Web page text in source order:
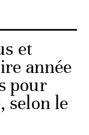
et
année
pour
selon le